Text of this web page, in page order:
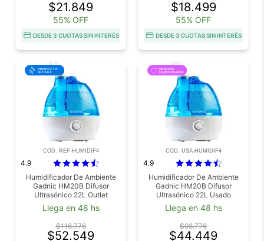
$21.849
55% OFF
DESDE 3 CUOTAS SIN INTERÉS
$18.499
55% OFF
DESDE 3 CUOTAS SIN INTERÉS
COD. REF-HUMIDIF4
4.9
Humidificador De Ambiente
Gadnic HM20B Difusor
Ultrasónico 22L Outlet
Llega en 48 hs
$116.776
$52.549
COD. USA-HUMIDIF4
4.9
Humidificador De Ambiente
Gadnic HM20B Difusor
Ultrasónico 22L Usado
Llega en 48 hs
$98.776
$44.449